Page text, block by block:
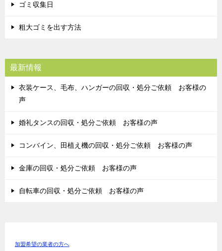
ゴミ収集日
粗大ゴミを出す方法
最新情報
衣装ケース、毛布、ハンガーの回収・処分ご依頼 お客様の
声
婚礼タンスの回収・処分ご依頼 お客様の声
コンバイン、田植え機の回収・処分ご依頼 お客様の声
金庫の回収・処分ご依頼 お客様の声
自転車の回収・処分ご依頼 お客様の声
加盟希望の業者の方へ